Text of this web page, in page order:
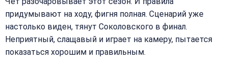
придумывают на ходу, фигня полная. Сценарий уже
настолько виден, тянут Соколовского в финал.
Неприятный, слащавый и играет на камеру, пытается
показаться хорошим и правильным.